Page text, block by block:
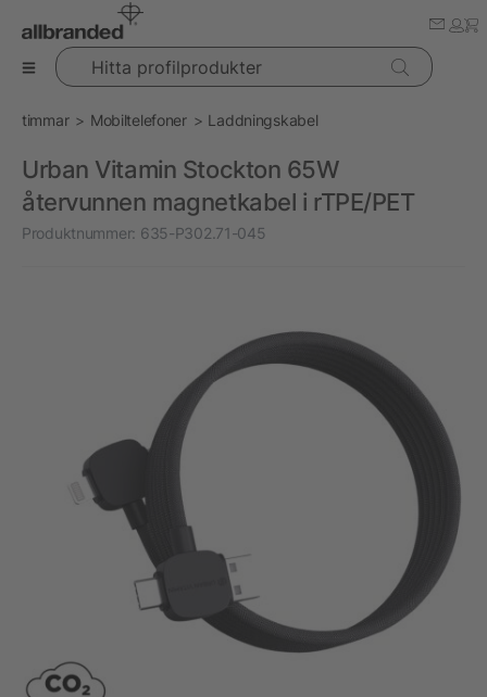
Hitta profilprodukter
timmar Mobiltelefoner Laddningskabel
Urban Vitamin Stockton 65W
återvunnen magnetkabel i rTPE/PET
Produktnummer: 635-P302.71-045